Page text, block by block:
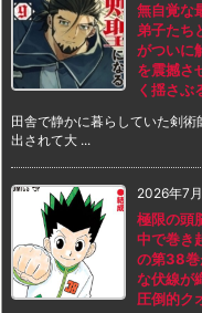
無自覚な
弟子たち
がついに
を震撼さ
く揺さぶ
田舎で静かに暮らしていた剣
出されて大 ...
2026年7
極限の頭
中で巻き
の第38巻
な伏線が
圧倒的ク